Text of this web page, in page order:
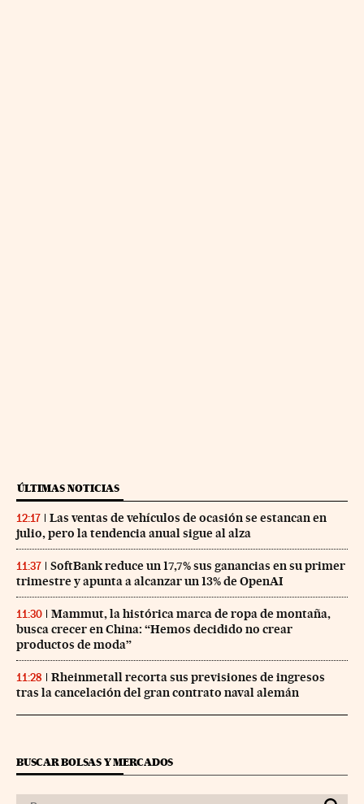
ÚLTIMAS NOTICIAS
12:17
Las ventas de vehículos de ocasión se estancan en
julio, pero la tendencia anual sigue al alza
11:37
SoftBank reduce un 17,7% sus ganancias en su primer
trimestre y apunta a alcanzar un 13% de OpenAI
11:30
Mammut, la histórica marca de ropa de montaña,
busca crecer en China: “Hemos decidido no crear
productos de moda”
11:28
Rheinmetall recorta sus previsiones de ingresos
tras la cancelación del gran contrato naval alemán
BUSCAR BOLSAS Y MERCADOS